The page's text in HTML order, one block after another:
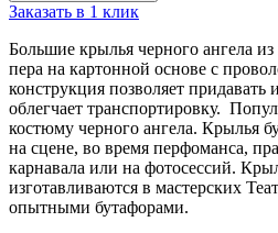
Заказать в 1 клик
Большие крылья черного ангела
пера на картонной основе с
конструкция позволяет
облегчает транспортировку.
костюму черного ангела. Крылья
на сцене, во время перфоманса,
карнавала или на фотосессий.
изготавливаются в мастерских
опытными бутафорами.